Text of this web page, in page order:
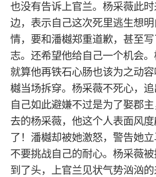
也没有告诉上官兰。杨采薇此
边，表示自己这次死里逃生想
情，要和潘樾郑重道歉，甚至
志。还希望他给自己一个机会。
就算他再铁石心肠也该为之动
樾当场拆穿。杨采薇不死心，
自己如此避嫌不过是为了娶郡
去的杨采薇，他这个人表面风
了！潘樾却被她激怒，警告她立
不要挑战自己的耐心。杨采薇
到了头，上官兰见状气势汹汹